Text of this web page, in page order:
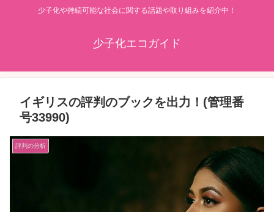
少子化や持続可能な社会に関する話題や取り組みを紹介中！
少子化エコガイド
イギリスの評判のブックを出力！(管理番
号33990)
評判の分析